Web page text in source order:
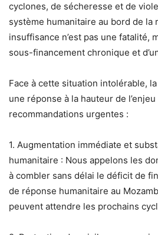
cyclones, de sécheresse et de
système humanitaire au bord de la
insuffisance n’est pas une fatalité,
sous-financement chronique et
Face à cette situation intolérable,
une réponse à la hauteur de
recommandations urgentes :
1. Augmentation immédiate et
humanitaire : Nous appelons les
à combler sans délai le déficit de
de réponse humanitaire au
peuvent attendre les prochains